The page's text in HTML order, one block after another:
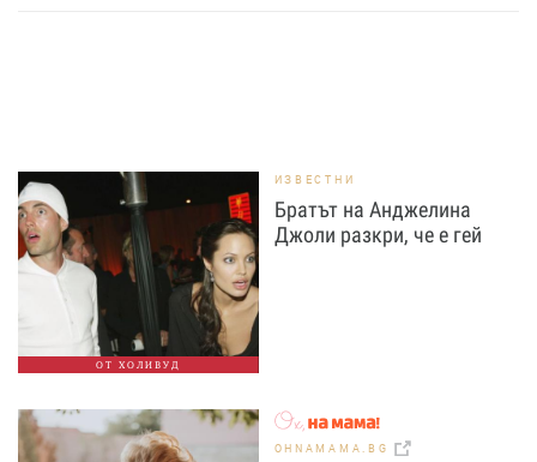
ОТ ХОЛИВУД
ИЗВЕСТНИ
Братът на Анджелина
Джоли разкри, че е гей
OHNAMAMA.BG